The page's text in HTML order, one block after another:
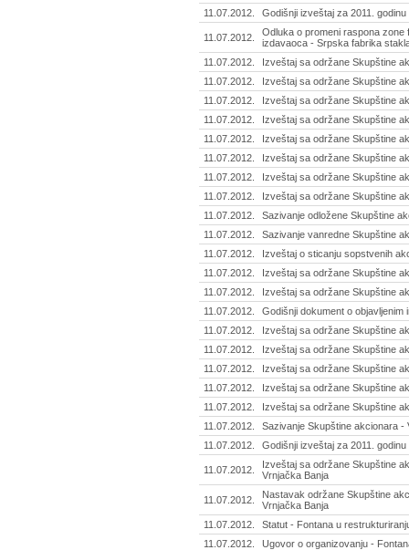
11.07.2012.
Godišnji izveštaj za 2011.
11.07.2012.
Odluka o promeni raspona zone
izdavaoca - Srpska fabrika
11.07.2012.
Izveštaj sa održane Skupštine
11.07.2012.
Izveštaj sa održane Skupštine
11.07.2012.
Izveštaj sa održane Skupštine
11.07.2012.
Izveštaj sa održane Skupštine
11.07.2012.
Izveštaj sa održane Skupštine
11.07.2012.
Izveštaj sa održane Skupštine
11.07.2012.
Izveštaj sa održane Skupštine
11.07.2012.
Izveštaj sa održane Skupštine
11.07.2012.
Sazivanje odložene Skupštine
11.07.2012.
Sazivanje vanredne Skupštine
11.07.2012.
Izveštaj o sticanju sopstvenih
11.07.2012.
Izveštaj sa održane Skupštine
11.07.2012.
Izveštaj sa održane Skupštine
11.07.2012.
Godišnji dokument o objavljenim
11.07.2012.
Izveštaj sa održane Skupštine
11.07.2012.
Izveštaj sa održane Skupštine
11.07.2012.
Izveštaj sa održane Skupštine
11.07.2012.
Izveštaj sa održane Skupštine
11.07.2012.
Izveštaj sa održane Skupštine
11.07.2012.
Sazivanje Skupštine akcionara -
11.07.2012.
Godišnji izveštaj za 2011.
11.07.2012.
Izveštaj sa održane Skupštine
Vrnjačka Banja
11.07.2012.
Nastavak održane Skupštine
Vrnjačka Banja
11.07.2012.
Statut - Fontana u
11.07.2012.
Ugovor o organizovanju -